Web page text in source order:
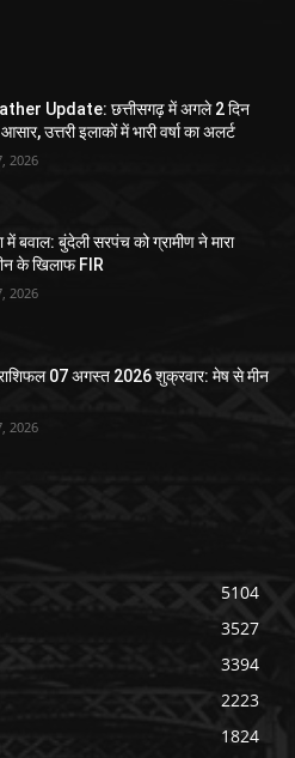
Update: छत्तीसगढ़ में अगले 2 दिन
उत्तरी इलाकों में भारी वर्षा का अलर्ट
2026
में बवाल: बुंदेली सरपंच को ग्रामीण ने मारा
के खिलाफ FIR
2026
07 अगस्त 2026 शुक्रवार: मेष से मीन
2026
5104
3527
3394
2223
1824